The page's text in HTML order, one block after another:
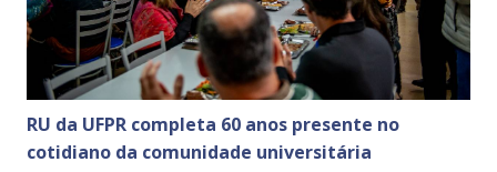
RU da UFPR completa 60 anos presente no
cotidiano da comunidade universitária